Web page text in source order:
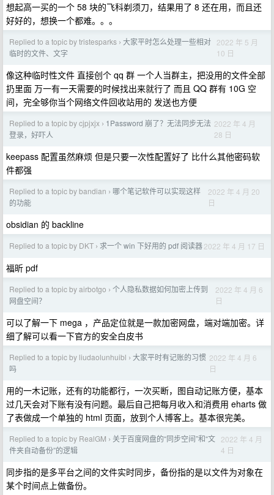
想起高一买的一个 58 块的飞科剃须刀，结果用了 8 还在用，而且还
好好的，想换一个都难。。。
Replied to a topic by tristesparks › 大家平时怎么处理一些相对
临时的文件、文字
2022 年 5 月
10 日
像这种临时性文件 直接创个 qq 群 一个人当群主，把没用的文件全部
扔里面 万一有一天需要的时候找出来就行了 而且 QQ 群有 10G 空
间，完全够你当个网络文件回收站用的 发送也方便
Replied to a topic by cjpjxjx › 1Password 崩了？无法同步无法
登录，好吓人
2022 年 4 月
28 日
keepass 配置虽然麻烦 但是只要一次性配置好了 比什么其他密码软
件都强
Replied to a topic by bandian › 哪个笔记软件可以实现这样
的功能
2022 年 4 月 20
日
obsidian 的 backline
Replied to a topic by DKT › 求一个 win 下好用的 pdf 阅读器2022 年 4 月 17 日
福昕 pdf
Replied to a topic by airbotgo › 个人隐私数据如何加密上传到
网盘空间？
2022 年 4 月 6
日
可以了解一下 mega ，产品定位就是一款加密网盘，端对端加密。详
细了解可以看一下官方的安全白皮书
Replied to a topic by liudaolunhuibl › 大家平时有记账的习惯
吗
2022 年 4 月 6
日
用的一木记账，还有的功能都行，一次买断，图自动记账方便，基本
过几天会对下账有没有问题。最后自己把每月收入和消费用 eharts 做
了表做成一个单独的 html 页面，放到个人博客上。基本很完美。
Replied to a topic by RealGM › 关于百度网盘的“同步空间”和“文
件夹自动备份”的逻辑
2022 年 4 月
4 日
同步指的是多平台之间的文件实时同步，备份指的是以文件为对象在
某个时间点上做备份。